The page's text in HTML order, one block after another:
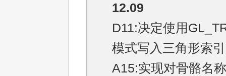
12.09
D11:决定使用
模式写入三角形索
A15:实现对骨骼名